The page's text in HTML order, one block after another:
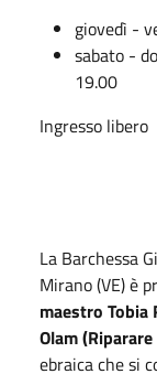
giovedì -
sabato -
19.00
Ingresso libero
La Barchessa
Mirano (VE) è
maestro
Olam
ebraica che si